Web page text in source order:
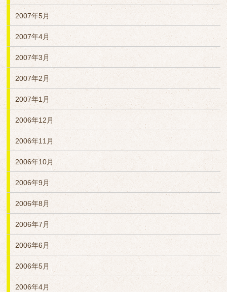
2007年5月
2007年4月
2007年3月
2007年2月
2007年1月
2006年12月
2006年11月
2006年10月
2006年9月
2006年8月
2006年7月
2006年6月
2006年5月
2006年4月